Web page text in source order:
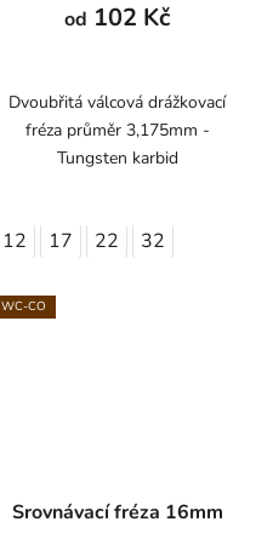
od 102 Kč
Dvoubřitá válcová drážkovací
fréza průměr 3,175mm -
Tungsten karbid
12 17 22 32
WC-CO
Srovnávací fréza 16mm